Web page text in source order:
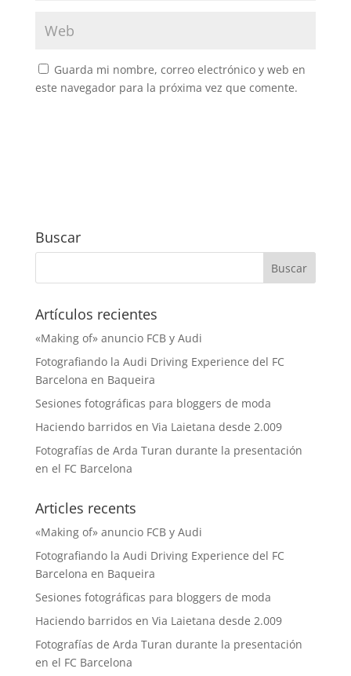
Guarda mi nombre, correo electrónico y web en
este navegador para la próxima vez que comente.
Buscar
Artículos recientes
«Making of» anuncio FCB y Audi
Fotografiando la Audi Driving Experience del FC
Barcelona en Baqueira
Sesiones fotográficas para bloggers de moda
Haciendo barridos en Via Laietana desde 2.009
Fotografías de Arda Turan durante la presentación
en el FC Barcelona
Articles recents
«Making of» anuncio FCB y Audi
Fotografiando la Audi Driving Experience del FC
Barcelona en Baqueira
Sesiones fotográficas para bloggers de moda
Haciendo barridos en Via Laietana desde 2.009
Fotografías de Arda Turan durante la presentación
en el FC Barcelona